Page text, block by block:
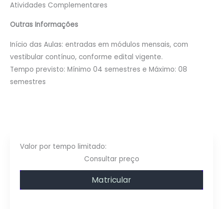
Atividades Complementares
Outras Informações
Início das Aulas: entradas em módulos mensais, com
vestibular contínuo, conforme edital vigente.
Tempo previsto: Mínimo 04 semestres e Máximo: 08
semestres
Consultar preço
Matricular